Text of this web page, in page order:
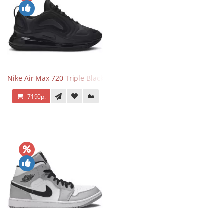
Nike Air Max 720 Triple Black
7190р.